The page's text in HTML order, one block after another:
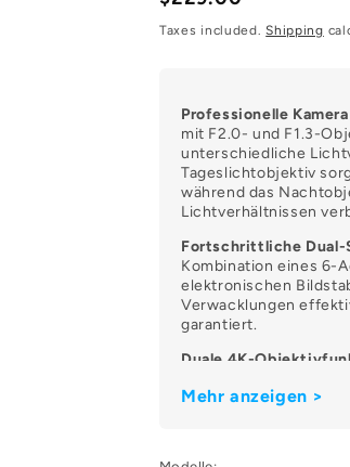
Preis
Taxes included.Shipping
Professionelle
mit F2.0- und F1.3-
unterschiedliche
Tageslichtobjektiv
während das
Lichtverhältnissen
Fortschrittliche Dual-
Kombination eines 6-
elektronischen
Verwacklungen
garantiert.
Duale 4K-
Formate. Das F1,3-
Mehr anzeigen >